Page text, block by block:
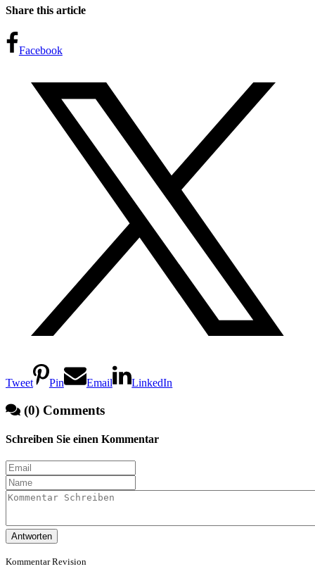
Share this article
Facebook
Tweet Pin Email LinkedIn
(0) Comments
Schreiben Sie einen Kommentar
Antworten
Kommentar Revision